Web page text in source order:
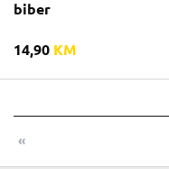
biber
14,90 KM
«